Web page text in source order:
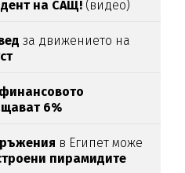
на САЩ! (видео)
за движението на
6%
в Египет може
пирамидите